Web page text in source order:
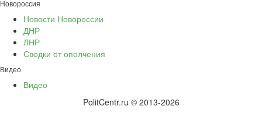
Новороссия
Новости Новороссии
ДНР
ЛНР
Сводки от ополчения
Видео
Видео
PolitCentr.ru © 2013-2026